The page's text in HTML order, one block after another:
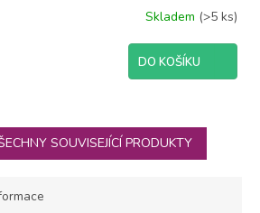
Skladem (>5 ks)
DO KOŠÍKU
SOUVISEJÍCÍ PRODUKTY